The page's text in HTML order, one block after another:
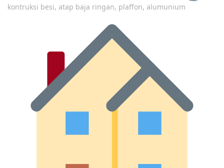
kontruksi besi, atap baja ringan, plaffon, alumunium